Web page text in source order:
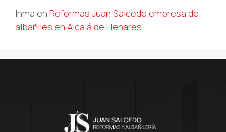
Inma en Reformas Juan Salcedo empresa de
albañiles en Alcalá de Henares